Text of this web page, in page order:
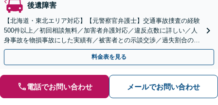
後遺障害
【北海道・東北エリア対応】【元警察官弁護士】交通事故捜査の経験
500件以上／初回相談無料／加害者弁護対応／違反点数に詳しい／人
身事故を物損事故にした実績有／被害者との示談交渉／過失割合の交
渉／弁護士費用特約／交通事故を起こしてしまった方／
料金表を見る
電話でお問い合わせ メールでお問い合わせ